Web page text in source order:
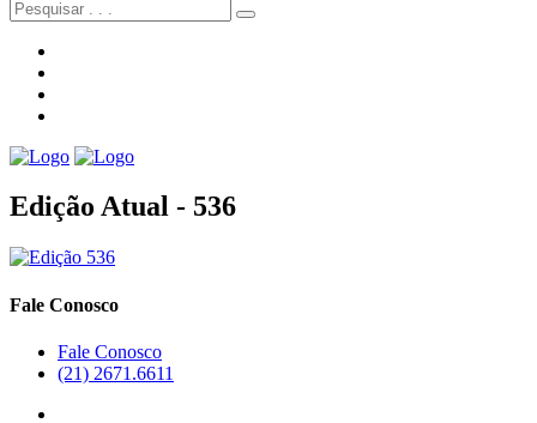
Edição Atual - 536
Fale Conosco
Fale Conosco
(21) 2671.6611